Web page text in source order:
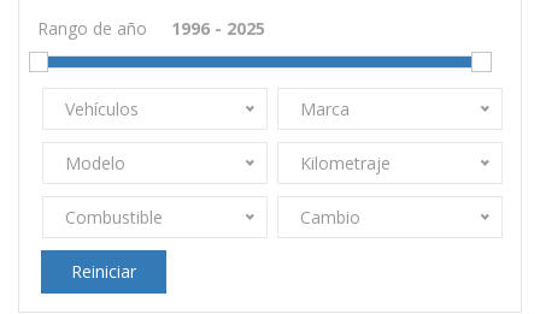
Rango de año
Vehículos Marca
Modelo Kilometraje
Combustible Cambio
Reiniciar